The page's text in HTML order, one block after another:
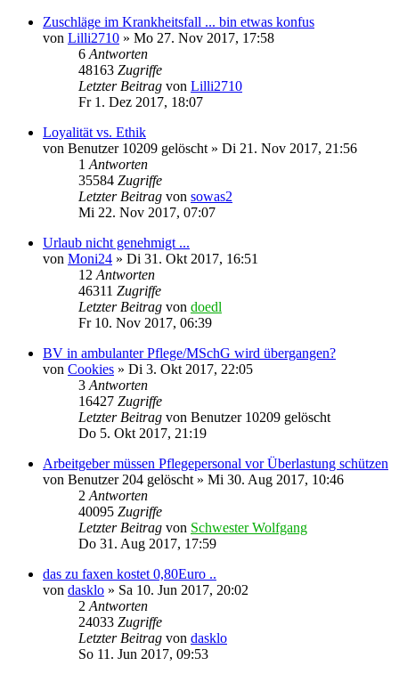
Zuschläge im Krankheitsfall ... bin etwas konfus
von Lilli2710 » Mo 27. Nov 2017, 17:58
6 Antworten
48163 Zugriffe
Letzter Beitrag von Lilli2710
Fr 1. Dez 2017, 18:07
Loyalität vs. Ethik
von Benutzer 10209 gelöscht » Di 21. Nov 2017, 21:56
1 Antworten
35584 Zugriffe
Letzter Beitrag von sowas2
Mi 22. Nov 2017, 07:07
Urlaub nicht genehmigt ...
von Moni24 » Di 31. Okt 2017, 16:51
12 Antworten
46311 Zugriffe
Letzter Beitrag von doedl
Fr 10. Nov 2017, 06:39
BV in ambulanter Pflege/MSchG wird übergangen?
von Cookies » Di 3. Okt 2017, 22:05
3 Antworten
16427 Zugriffe
Letzter Beitrag von Benutzer 10209 gelöscht
Do 5. Okt 2017, 21:19
Arbeitgeber müssen Pflegepersonal vor Überlastung schützen
von Benutzer 204 gelöscht » Mi 30. Aug 2017, 10:46
2 Antworten
40095 Zugriffe
Letzter Beitrag von Schwester Wolfgang
Do 31. Aug 2017, 17:59
das zu faxen kostet 0,80Euro ..
von dasklo » Sa 10. Jun 2017, 20:02
2 Antworten
24033 Zugriffe
Letzter Beitrag von dasklo
So 11. Jun 2017, 09:53